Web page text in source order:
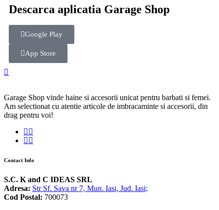
Descarca aplicatia Garage Shop
Google Play
App Store
Garage Shop vinde haine si accesorii unicat pentru barbati si femei.
Am selectionat cu atentie articole de imbracaminte si accesorii, din
drag pentru voi!
Contact Info
S.C. K and C IDEAS SRL
Adresa: Str Sf. Sava nr 7, Mun. Iasi, Jud. Iasi;
Cod Postal: 700073